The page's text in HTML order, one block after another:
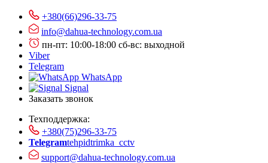
+380(66)296-33-75
info@dahua-technology.com.ua
пн-пт: 10:00-18:00 сб-вс: выходной
Viber
Telegram
WhatsApp
Signal
Заказать звонок
Техподдержка:
+380(75)296-33-75
Telegramtehpidtrimka_cctv
support@dahua-technology.com.ua